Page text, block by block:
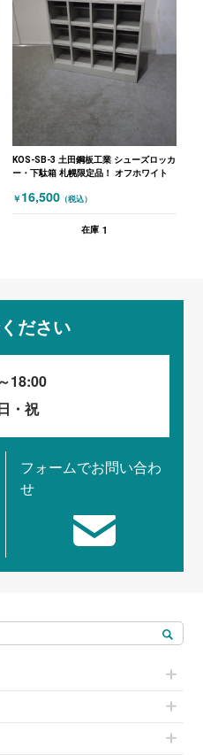
KOS-SB-3 土田鋼板工業 シューズロッカ
ー・下駄箱 札幌限定品！ オフホワイト
￥ 16,500 （税込）
在庫 1
ださい
18:00
・祝
フォームでお問い合わ
せ
チデスク）